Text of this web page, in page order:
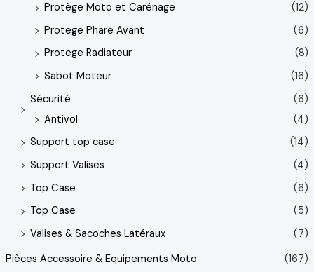
Protège Moto et Carénage
(12)
Protege Phare Avant
(6)
Protege Radiateur
(8)
Sabot Moteur
(16)
Sécurité
(6)
Antivol
(4)
Support top case
(14)
Support Valises
(4)
Top Case
(6)
Top Case
(5)
Valises & Sacoches Latéraux
(7)
Pièces Accessoire & Equipements Moto
(167)